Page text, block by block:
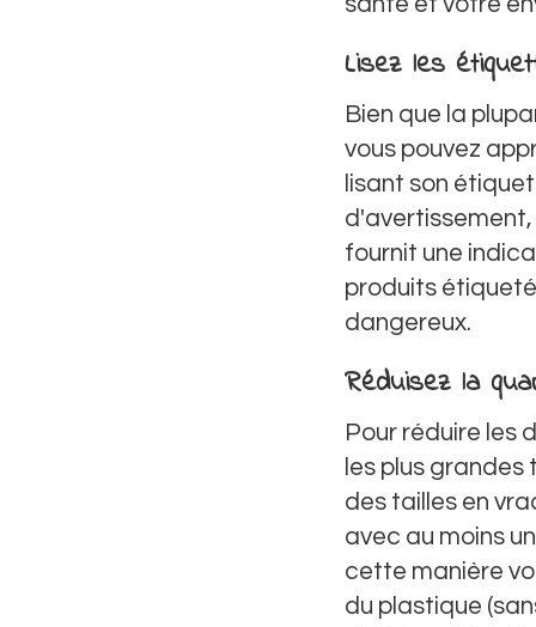
Lisez les
Bien que la
vous pouvez
lisant son
d'avertissement,
fournit une
produits
dangereux.
Réduisez la
Pour réduire les
les plus
des tailles en
avec au moins
cette manière
du plastique